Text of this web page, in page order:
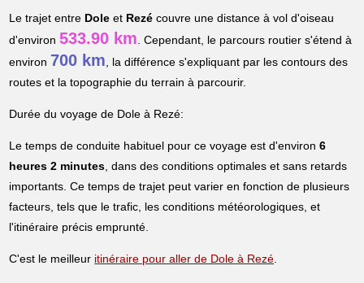
Le trajet entre Dole et Rezé couvre une distance à vol d'oiseau
d'environ533.90 km. Cependant, le parcours routier s'étend à
environ 700 km, la différence s'expliquant par les contours des
routes et la topographie du terrain à parcourir.
Durée du voyage de Dole à Rezé:
Le temps de conduite habituel pour ce voyage est d'environ6
heures 2 minutes, dans des conditions optimales et sans retards
importants. Ce temps de trajet peut varier en fonction de plusieurs
facteurs, tels que le trafic, les conditions météorologiques, et
l'itinéraire précis emprunté.
C'est le meilleur itinéraire pour aller de Dole à Rezé.